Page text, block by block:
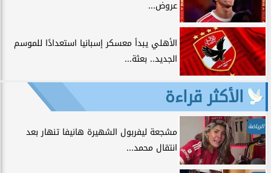
عروض...
الأهلي يبدأ معسكر إسبانيا استعدادًا للموسم
الجديد.. بعثة...
الأكثر قراءة
الرياضة
مشجعة ليفربول الشهيرة هانيفا تنهار بعد
انتقال محمد...